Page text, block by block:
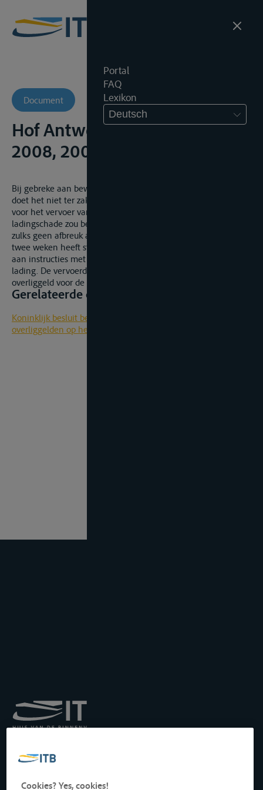
Portal
FAQ
Lexikon
Deutsch
Document
Hof Antwerpen, 23 september
2008, 2006/AR/1428, onuitg.
Bij gebreke aan bewijs van het bestaan van ladingschade
doet het niet ter zake of het schip al dan niet geschikt was
voor het vervoer van de betrokken lading. Zelfs indien
ladingschade zou bewezen zijn, wat niet het geval is, doet
zulks geen afbreuk aan het feit dat het schip gedurende bijna
twee weken heeft stilgelegen en geblokkeerd was bij gebrek
aan instructies met betrekking tot lossing van de resterende
lading. De vervoerder heeft derhalve recht op betaling van
overliggeld voor de betreffende periode.
Gerelateerde documenten
Koninklijk besluit betreffende de ligtijd en het bedrag van de
overliggelden op het gebied van de binnenbevrachting
Transport auf der
Drukpersstraat 19
Cookies? Yes, cookies!